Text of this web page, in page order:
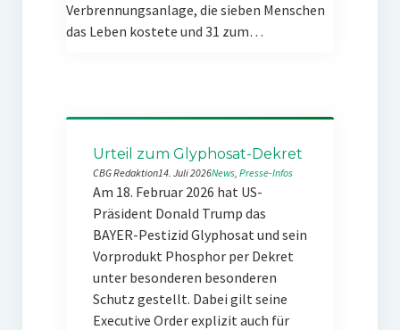
Verbrennungsanlage, die sieben Menschen
das Leben kostete und 31 zum…
Urteil zum Glyphosat-Dekret
CBG Redaktion14. Juli 2026News, Presse-Infos
Am 18. Februar 2026 hat US-
Präsident Donald Trump das
BAYER-Pestizid Glyphosat und sein
Vorprodukt Phosphor per Dekret
unter besonderen besonderen
Schutz gestellt. Dabei gilt seine
Executive Order explizit auch für